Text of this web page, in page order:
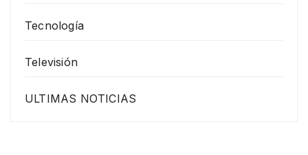
Tecnología
Televisión
ULTIMAS NOTICIAS